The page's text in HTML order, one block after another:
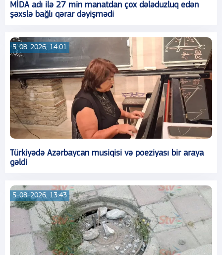
MİDA adı ilə 27 min manatdan çox dələduzluq edən
şəxslə bağlı qərar dəyişmədi
5-08-2026, 14:01
Türkiyədə Azərbaycan musiqisi və poeziyası bir araya
gəldi
5-08-2026, 13:43